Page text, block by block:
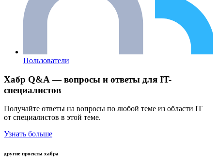
Пользователи
Хабр Q&A — вопросы и ответы для IT-
специалистов
Получайте ответы на вопросы по любой теме из области IT
от специалистов в этой теме.
Узнать больше
другие проекты хабра